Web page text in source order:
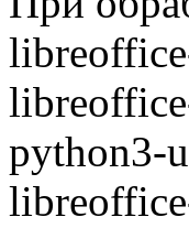
python3-